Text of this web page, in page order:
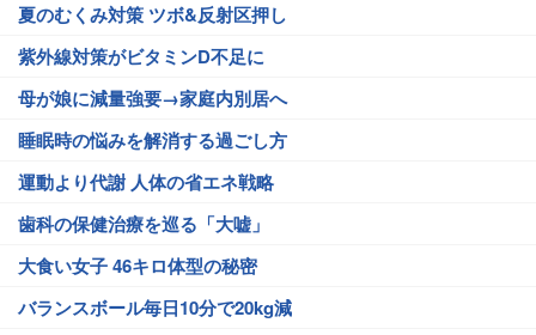
夏のむくみ対策 ツボ&反射区押し
紫外線対策がビタミンD不足に
母が娘に減量強要→家庭内別居へ
睡眠時の悩みを解消する過ごし方
運動より代謝 人体の省エネ戦略
歯科の保健治療を巡る「大嘘」
大食い女子 46キロ体型の秘密
バランスボール毎日10分で20kg減